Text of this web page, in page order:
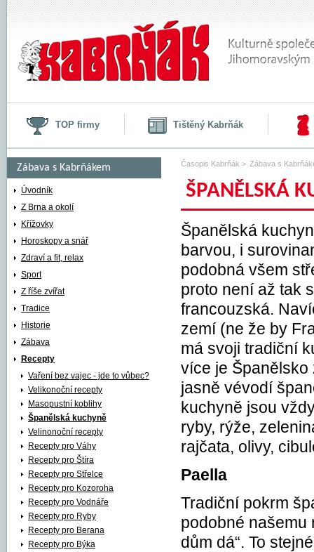
TOP firmy Tištěný Kabrňák
Zábava s Kabrňákem
Recepty
Španělská kuchyně
Úvodník
Z Brna a okolí
Křížovky
Horoskopy a snář
Zdraví a fit, relax
Sport
Z říše zvířat
Tradice
Historie
Zábava
Recepty
Vaření bez vajec - jde to vůbec?
Velikonoční recepty
Masopustní koblihy
Španělská kuchyně
Velinonoční recepty
Recepty pro Váhy
Recepty pro Štíra
Recepty pro Střelce
Recepty pro Kozoroha
Recepty pro Vodnáře
Recepty pro Ryby
Recepty pro Berana
Recepty pro Býka
Časopis Kabrňák > Zábava s
ŠPANĚLSKÁ
Španělská
barvou, i
podobná všem
proto není až tak
francouzská.
zemí (ne že by
má svoji tradiční
více je Španělsko
jasně vévodí
kuchyně jsou
ryby, rýže,
rajčata, olivy,
Paella
Tradiční pokrm
podobné našemu
dům dá“. To